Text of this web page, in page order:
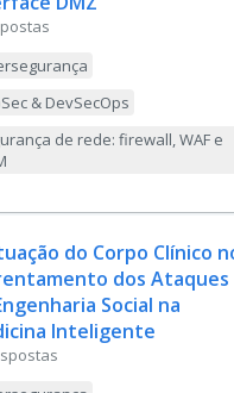
& DevSecOps
de rede: firewall, WAF e
do Corpo Clínico
dos Ataques
Social na
Inteligente